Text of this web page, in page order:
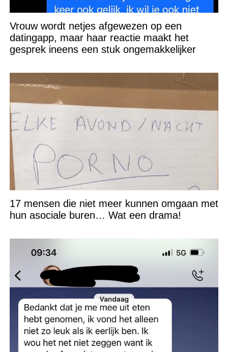
Vrouw wordt netjes afgewezen op een
datingapp, maar haar reactie maakt het
gesprek ineens een stuk ongemakkelijker
17 mensen die niet meer kunnen omgaan met
hun asociale buren… Wat een drama!